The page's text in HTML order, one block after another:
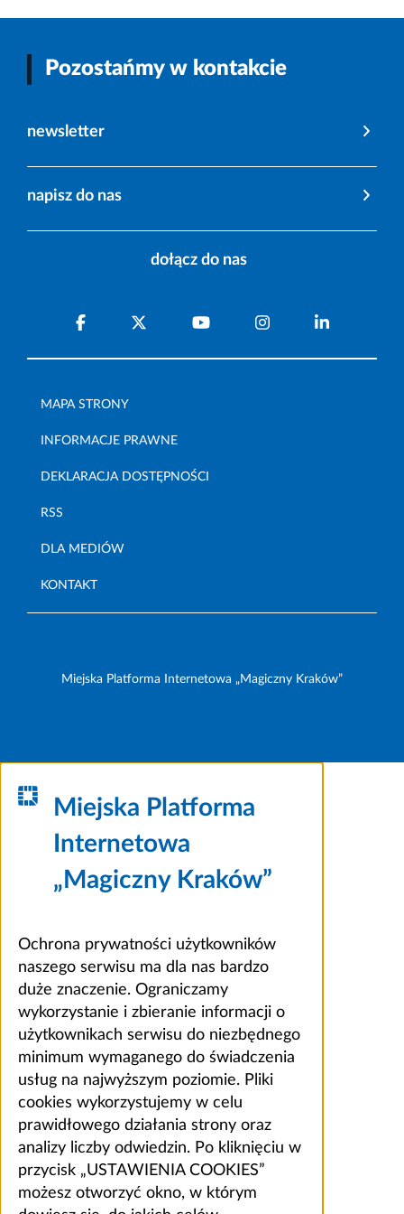
Pozostańmy w kontakcie
newsletter
napisz do nas
dołącz do nas
MAPA STRONY
INFORMACJE PRAWNE
DEKLARACJA DOSTĘPNOŚCI
RSS
DLA MEDIÓW
KONTAKT
Miejska Platforma Internetowa „Magiczny Kraków”
Miejska Platforma
Internetowa
„Magiczny Kraków”
Ochrona prywatności użytkowników
naszego serwisu ma dla nas bardzo
duże znaczenie. Ograniczamy
wykorzystanie i zbieranie informacji o
użytkownikach serwisu do niezbędnego
minimum wymaganego do świadczenia
usług na najwyższym poziomie. Pliki
cookies wykorzystujemy w celu
prawidłowego działania strony oraz
analizy liczby odwiedzin. Po kliknięciu w
przycisk „USTAWIENIA COOKIES”
możesz otworzyć okno, w którym